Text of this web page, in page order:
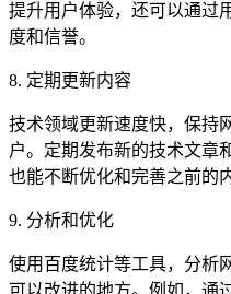
提升用户体验，还可以通过
度和信誉。
8. 定期更新内容
技术领域更新速度快，保持
户。定期发布新的技术文章
也能不断优化和完善之前的
9. 分析和优化
使用百度统计等工具，分析